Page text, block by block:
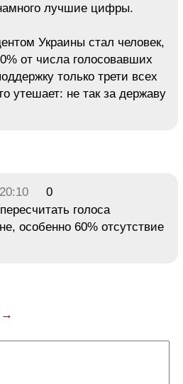
лучшие цифры.
Украины стал человек,
от числа голосовавших
только трети всех
утешает: не так за державу
0
голоса
особенно 60% отсутствие
→